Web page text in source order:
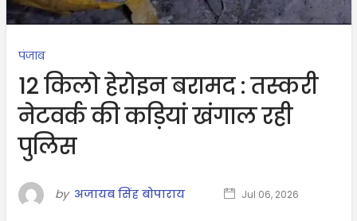
पंजाब
12 किलो हेरोइन बरामद : तस्करी
नेटवर्क की कड़ियां खंगाल रही
पुलिस
by अजायब सिंह बोपाराय Jul 06, 2026